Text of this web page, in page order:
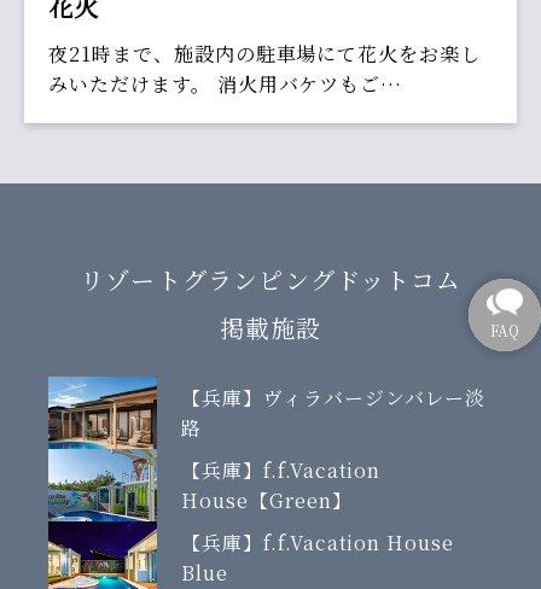
夜21時まで、施設内の駐車場にて花火をお楽し
みいただけます。 消火用バケツもご…
リゾートグランピングドットコム
掲載施設
【兵庫】ヴィラバージンバレー淡
路
【兵庫】f.f.Vacation
House【Green】
【兵庫】f.f.Vacation House
Blue